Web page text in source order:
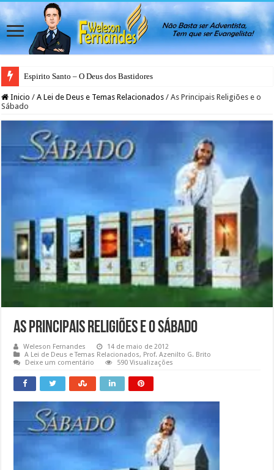
Espirito Santo – O Deus dos Bastidores
Inicio / A Lei de Deus e Temas Relacionados / As Principais Religiões e o
Sábado
As Principais Religiões e o Sábado
Weleson Fernandes
14 de maio de 2012
A Lei de Deus e Temas Relacionados, Prof. Azenilto G. Brito
Deixe um comentário
590 Visualizações